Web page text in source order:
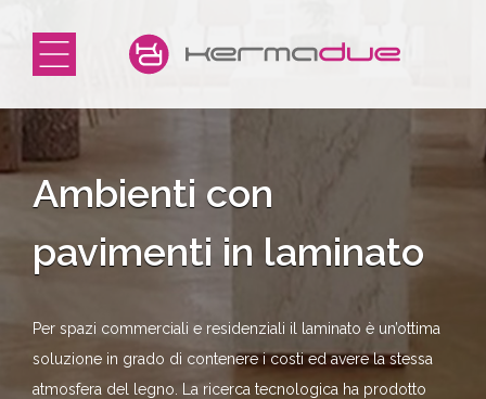
Ambienti con
pavimenti in laminato
Per spazi commerciali e residenziali il laminato è un’ottima
soluzione in grado di contenere i costi ed avere la stessa
atmosfera del legno. La ricerca tecnologica ha prodotto